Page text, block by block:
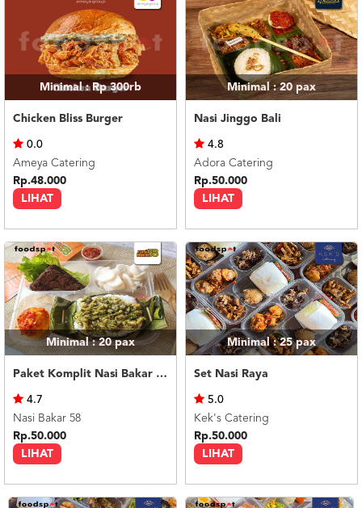
Minimal : Rp 300rb
Chicken Bliss Burger
LIHAT
0.0
Ameya Catering
Rp.48.000
Minimal : 20pax
Nasi Jinggo Bali
LIHAT
4.8
Adora Catering
Rp.50.000
Minimal : 20pax
Paket Komplit Nasi Bakar Ayam Cabe Ijo
LIHAT
4.7
Nasi Bakar 58
Rp.50.000
Minimal : 25pax
Set Nasi Raya
LIHAT
5.0
Kek's Catering
Rp.50.000